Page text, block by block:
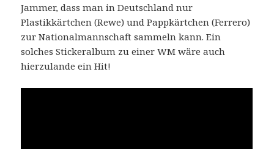
Jammer, dass man in Deutschland nur
Plastikkärtchen (Rewe) und Pappkärtchen (Ferrero)
zur Nationalmannschaft sammeln kann. Ein
solches Stickeralbum zu einer WM wäre auch
hierzulande ein Hit!